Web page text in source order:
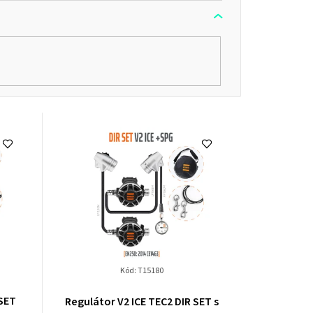
ů
Regulátor V2 ICE TEC2 DIR SET s
hodnocení
Kód:T15180